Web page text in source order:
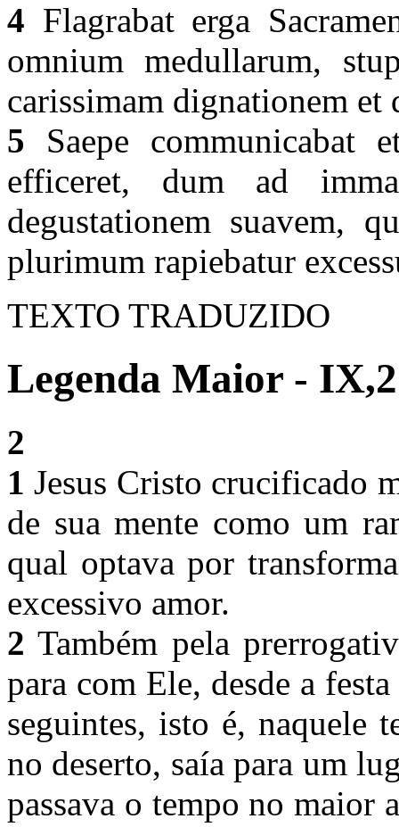
4 Flagrabat erga
omnium medullarum,
carissimam dignationem
5 Saepe communicabat
efficeret, dum ad
degustationem suavem,
plurimum rapiebatur
TEXTO TRADUZIDO
Legenda Maior - IX,2
2
1 Jesus Cristo crucificado
de sua mente como um
qual optava por
excessivo amor.
2 Também pela
para com Ele, desde a
seguintes, isto é, naquele
no deserto, saía para um
passava o tempo no maior